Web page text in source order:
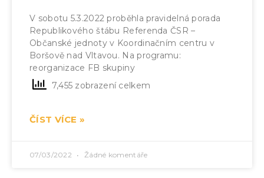
V sobotu 5.3.2022 proběhla pravidelná porada
Republikového štábu Referenda ČSR –
Občanské jednoty v Koordinačním centru v
Boršově nad Vltavou. Na programu:
reorganizace FB skupiny
7,455 zobrazení celkem
ČÍST VÍCE »
07/03/2022 Žádné komentáře